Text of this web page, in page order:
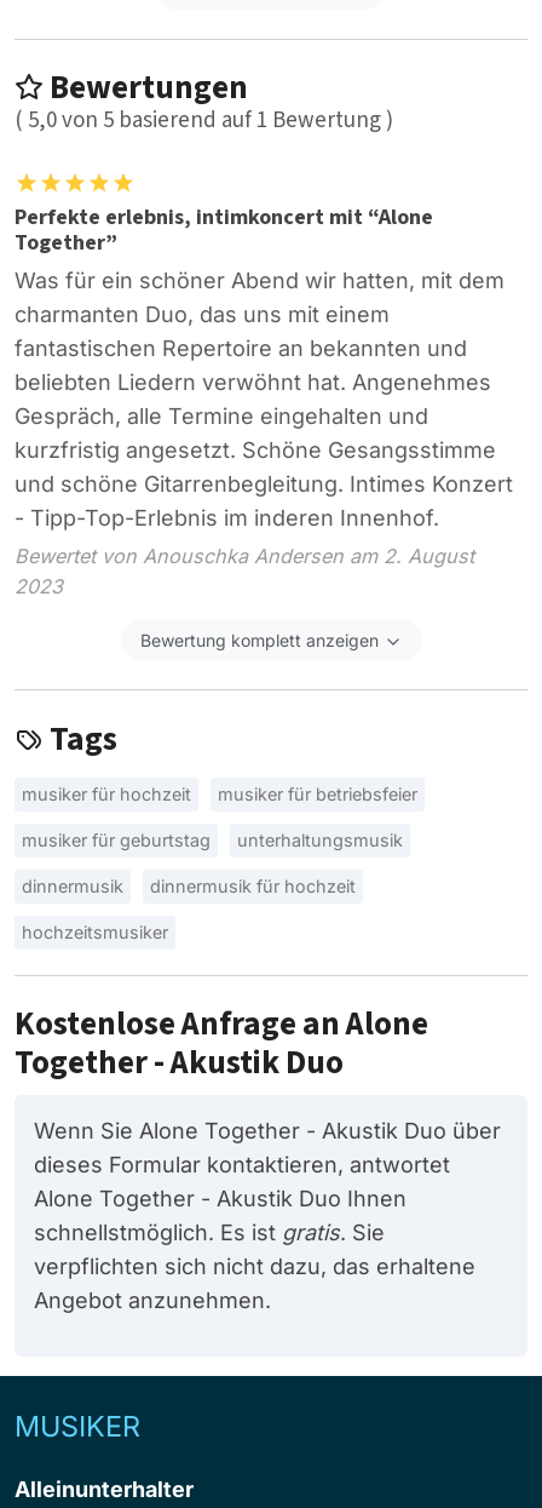
Bewertungen
( 5,0von 5 basierend auf1 Bewertung )
Perfekte erlebnis, intimkoncert mit “Alone
Together”
Was für ein schöner Abend wir hatten, mit dem
charmanten Duo, das uns mit einem
fantastischen Repertoire an bekannten und
beliebten Liedern verwöhnt hat. Angenehmes
Gespräch, alle Termine eingehalten und
kurzfristig angesetzt. Schöne Gesangsstimme
und schöne Gitarrenbegleitung. Intimes Konzert
- Tipp-Top-Erlebnis im inderen Innenhof.
Bewertet von Anouschka Andersen am 2. August
2023
Bewertung komplett anzeigen
Tags
musiker für hochzeit musiker für betriebsfeier
musiker für geburtstag unterhaltungsmusik
dinnermusik dinnermusik für hochzeit
hochzeitsmusiker
Kostenlose Anfrage an Alone
Together - Akustik Duo
Wenn Sie Alone Together - Akustik Duo über
dieses Formular kontaktieren, antwortet
Alone Together - Akustik Duo Ihnen
schnellstmöglich. Es ist gratis. Sie
verpflichten sich nicht dazu, das erhaltene
Angebot anzunehmen.
MUSIKER
Alleinunterhalter